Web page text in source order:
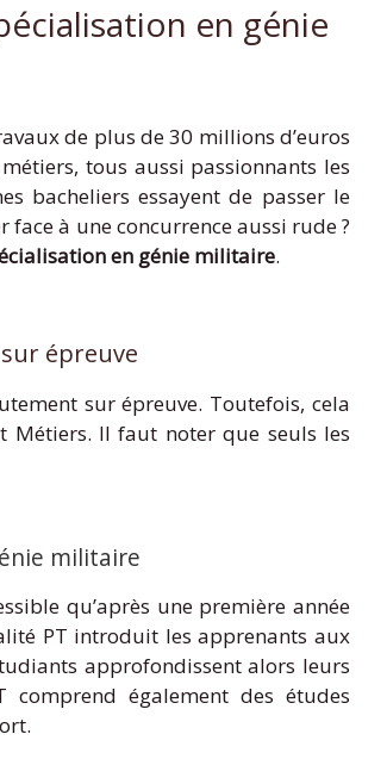
en génie
de plus de 30 millions d’euros
tous aussi passionnants les
bacheliers essayent de passer le
à une concurrence aussi rude ?
en génie militaire.
épreuve
sur épreuve. Toutefois, cela
Métiers. Il faut noter que seuls les
militaire
qu’après une première année
PT introduit les apprenants aux
approfondissent alors leurs
comprend également des études